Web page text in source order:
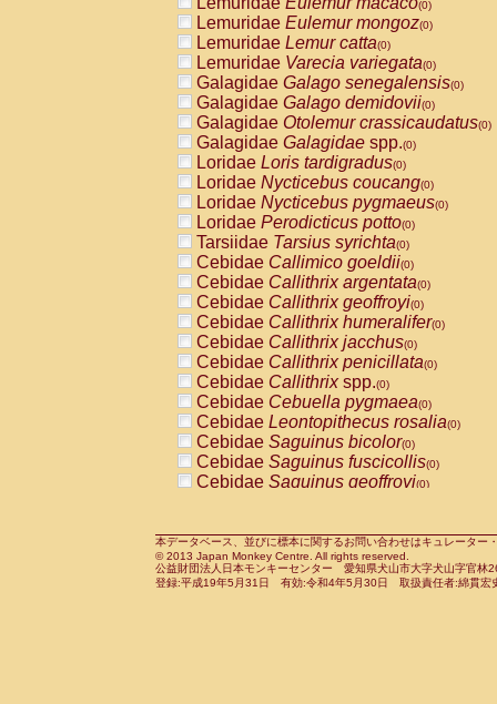
(0)
AtelidaeAlouatta fusca(0)
AtelidaeAlouatta seniculus
AtelidaeAlouattaspp.(0)
AtelidaeAteles belzebuth(0)
AtelidaeAteles geoffroyi(0)
AtelidaeAteles paniscus(0)
AtelidaeAtelesspp.(0)
Atelidae Lagothrix lagothricha
AtelidaeLagothrix lagothricha cana
PitheciidaeCacajao calvus
PitheciidaeCallicebus cupreus
PitheciidaeCallicebus donacophilus
PitheciidaeCallicebus moloch
PitheciidaeCallicebus torquatus
PitheciidaeCallicebusspp.(0)
PitheciidaeChiropotes satanas(0)
PitheciidaePithecia monachus
PitheciidaePithecia pithecia(0)
CercopithecidaeCercocebus agilis
CercopithecidaeCercocebus
CercopithecidaeCercocebus
CercopithecidaeCercocebus
CercopithecidaeCercocebus
CercopithecidaeCercocebushybrid
CercopithecidaePapio anubis(0)
CercopithecidaePapio cynocephalus
CercopithecidaePapio hamadryas(0)
(0)
Lemuridae Eulemur mongoz(0)
Lemuridae Lemur catta(0)
Lemuridae Varecia variegata(0)
Galagidae Galago senegalensis(0)
Galagidae Galago demidovii(0)
Galagidae Otolemur crassicaudatus(0)
Galagidae Galagidae spp.(0)
Loridae Loris tardigradus(0)
Loridae Nycticebus coucang(0)
Loridae Nycticebus pygmaeus(0)
Loridae Perodicticus potto(0)
Tarsiidae Tarsius syrichta(0)
Cebidae Callimico goeldii(0)
Cebidae Callithrix argentata(0)
Cebidae Callithrix geoffroyi(0)
Cebidae Callithrix humeralifer(0)
Cebidae Callithrix jacchus(0)
Cebidae Callithrix penicillata(0)
Cebidae Callithrixspp.(0)
Cebidae Cebuella pygmaea(0)
Cebidae Leontopithecus rosalia(0)
Cebidae Saguinus bicolor(0)
Cebidae Saguinus fuscicollis(0)
Cebidae Saguinus geoffroyi(0)
CebidaeSaguinus leucopus(0)
CebidaeSaguinus midas(0)
Cebidae Saguinus mystax(0)
本データベース、並びに標本に関するお問い合わせはキュレータ
© 2013 Japan Monkey Centre. All rights reserved.
公益財団法人日本モンキーセンター 愛知県犬山市大字犬山字官
登録:平成19年5月31日 有効:令和4年5月30日 取扱責任者:綿貫宏